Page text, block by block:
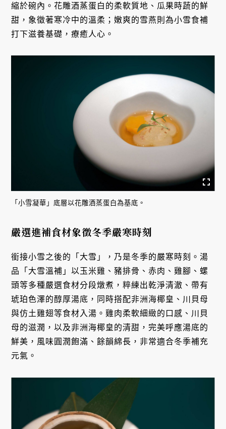
縮於碗內。花雕酒蒸蛋白的柔軟質地、瓜果時蔬的鮮
甜，象徵著寒冷中的溫柔；嫩爽的雪燕則為小雪食補
打下滋養基礎，療癒人心。
「小雪凝華」底層以花雕酒蒸蛋白為基底。
嚴選進補食材象徵冬季嚴寒時刻
銜接小雪之後的「大雪」，乃是冬季的嚴寒時刻。湯
品「大雪溫補」以玉米雞、豬排骨、赤肉、雞腳、螺
頭等多種嚴選食材分段燉煮，粹練出乾淨清澈、帶有
琥珀色澤的醇厚湯底，同時搭配非洲海椰皇、川貝母
與仿土雞翅等食材入湯。雞肉柔軟細緻的口感、川貝
母的滋潤，以及非洲海椰皇的清甜，完美呼應湯底的
鮮美，風味圓潤飽滿、餘韻綿長，非常適合冬季補充
元氣。